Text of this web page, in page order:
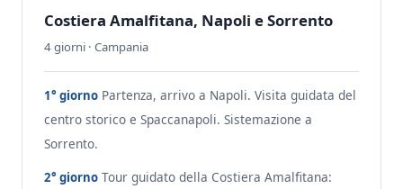
Costiera Amalfitana, Napoli e Sorrento
4 giorni · Campania
1° giorno Partenza, arrivo a Napoli. Visita guidata del
centro storico e Spaccanapoli. Sistemazione a
Sorrento.
2° giorno Tour guidato della Costiera Amalfitana: